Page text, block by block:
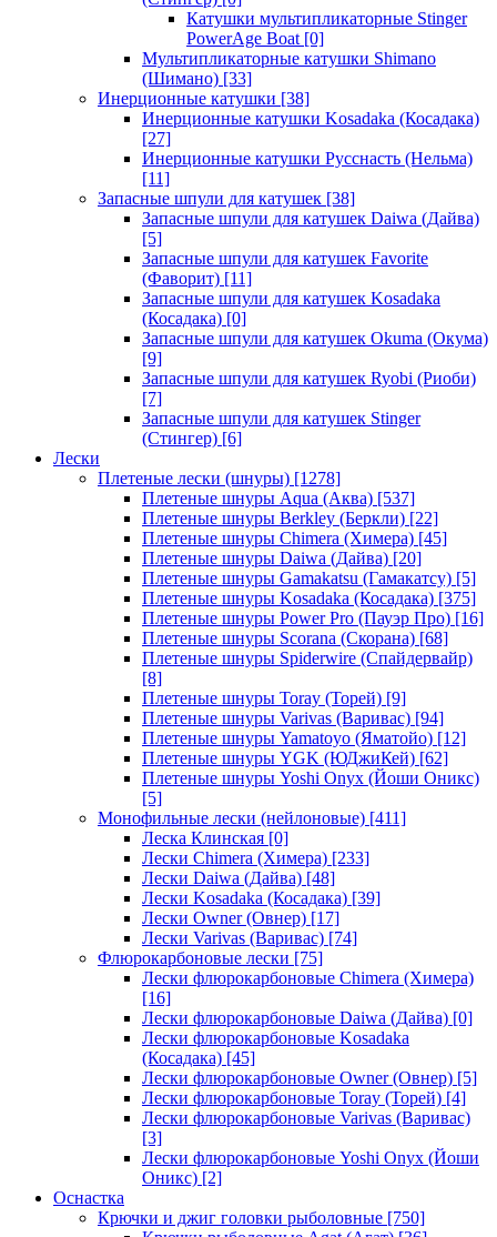
Катушки мультипликаторные Stinger
PowerAge Boat [0]
Мультипликаторные катушки Shimano
(Шимано) [33]
Инерционные катушки [38]
Инерционные катушки Kosadaka (Косадака)
[27]
Инерционные катушки Русснасть (Нельма)
[11]
Запасные шпули для катушек [38]
Запасные шпули для катушек Daiwa (Дайва)
[5]
Запасные шпули для катушек Favorite
(Фаворит) [11]
Запасные шпули для катушек Kosadaka
(Косадака) [0]
Запасные шпули для катушек Okuma (Окума)
[9]
Запасные шпули для катушек Ryobi (Риоби)
[7]
Запасные шпули для катушек Stinger
(Стингер) [6]
Лески
Плетеные лески (шнуры) [1278]
Плетеные шнуры Aqua (Аква) [537]
Плетеные шнуры Berkley (Беркли) [22]
Плетеные шнуры Chimera (Химера) [45]
Плетеные шнуры Daiwa (Дайва) [20]
Плетеные шнуры Gamakatsu (Гамакатсу) [5]
Плетеные шнуры Kosadaka (Косадака) [375]
Плетеные шнуры Power Pro (Пауэр Про) [16]
Плетеные шнуры Scorana (Скорана) [68]
Плетеные шнуры Spiderwire (Спайдервайр)
[8]
Плетеные шнуры Toray (Торей) [9]
Плетеные шнуры Varivas (Варивас) [94]
Плетеные шнуры Yamatoyo (Яматойо) [12]
Плетеные шнуры YGK (ЮДжиКей) [62]
Плетеные шнуры Yoshi Onyx (Йоши Оникс)
[5]
Монофильные лески (нейлоновые) [411]
Леска Клинская [0]
Лески Chimera (Химера) [233]
Лески Daiwa (Дайва) [48]
Лески Kosadaka (Косадака) [39]
Лески Owner (Овнер) [17]
Лески Varivas (Варивас) [74]
Флюрокарбоновые лески [75]
Лески флюрокарбоновые Chimera (Химера)
[16]
Лески флюрокарбоновые Daiwa (Дайва) [0]
Лески флюрокарбоновые Kosadaka
(Косадака) [45]
Лески флюрокарбоновые Owner (Овнер) [5]
Лески флюрокарбоновые Toray (Торей) [4]
Лески флюрокарбоновые Varivas (Варивас)
[3]
Лески флюрокарбоновые Yoshi Onyx (Йоши
Оникс) [2]
Оснастка
Крючки и джиг головки рыболовные [750]